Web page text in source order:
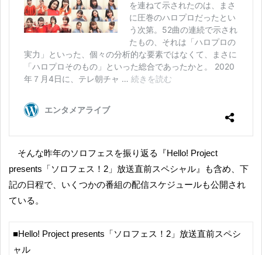
そんな昨年のソロフェスを振り返る『Hello! Project
presents「ソロフェス！2」放送直前スペシャル』も含め、下
記の日程で、いくつかの番組の配信スケジュールも公開され
ている。
■Hello! Project presents「ソロフェス！2」放送直前スペシ
ャル